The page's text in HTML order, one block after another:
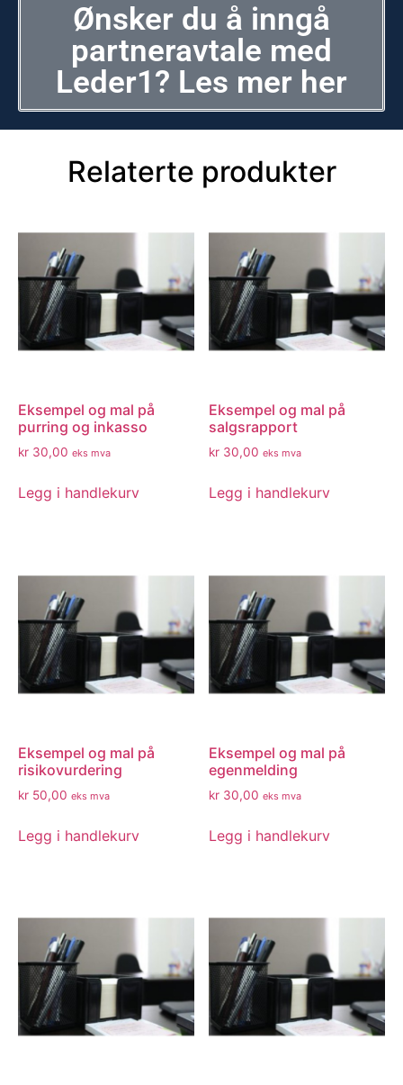
Ønsker du å inngå
partneravtale med
Leder1? Les mer her
Relaterte produkter
Eksempel og mal på
purring og inkasso
kr 30,00 eks mva
Legg i handlekurv
Eksempel og mal på
salgsrapport
kr 30,00 eks mva
Legg i handlekurv
Eksempel og mal på
risikovurdering
kr 50,00 eks mva
Legg i handlekurv
Eksempel og mal på
egenmelding
kr 30,00 eks mva
Legg i handlekurv